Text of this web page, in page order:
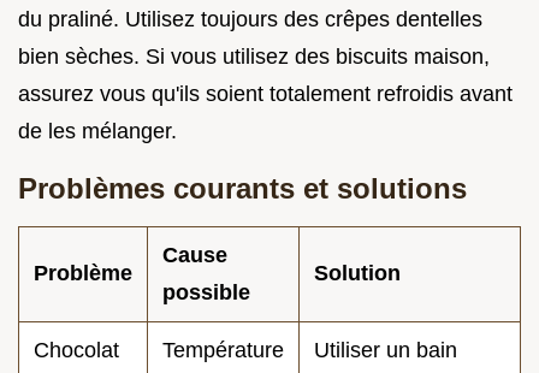
du praliné. Utilisez toujours des crêpes dentelles
bien sèches. Si vous utilisez des biscuits maison,
assurez vous qu'ils soient totalement refroidis avant
de les mélanger.
Problèmes courants et solutions
Problème
Cause
possible
Solution
Chocolat
Température
Utiliser un bain